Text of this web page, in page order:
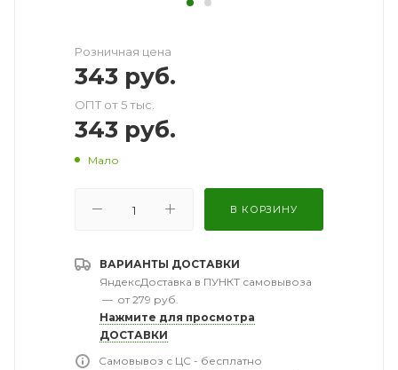
Розничная цена
343 руб.
ОПТ от 5 тыс.
343 руб.
Мало
В КОРЗИНУ
ВАРИАНТЫ ДОСТАВКИ
ЯндексДоставка в ПУНКТ самовывоза
— от 279 руб.
Нажмите для просмотра
ДОСТАВКИ
Самовывоз с ЦС - бесплатно